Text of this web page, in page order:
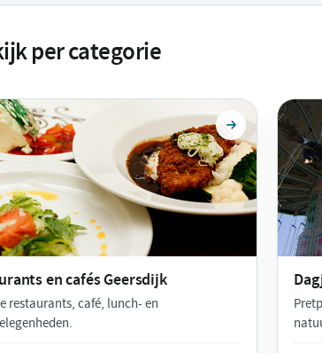
per categorie
en cafésGeersdijk
restaurants, café, lunch- en